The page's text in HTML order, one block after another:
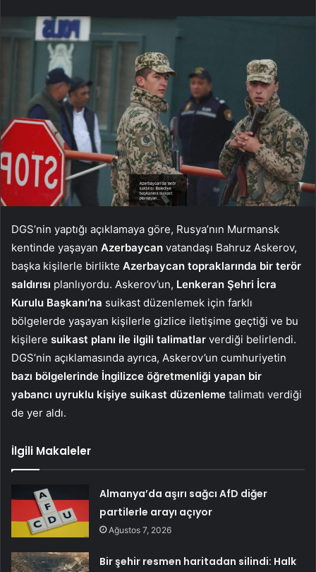
DGS’nin yaptığı açıklamaya göre, Rusya’nın Murmansk
kentinde yaşayan Azerbaycan vatandaşı Bahruz Askerov,
başka kişilerle birlikte Azerbaycan topraklarında bir terör
saldırısı planlıyordu. Askerov’un, Lenkeran Şehri İcra
Kurulu Başkanı’na suikast düzenlemek için farklı
bölgelerde yaşayan kişilerle gizlice iletişime geçtiği ve bu
kişilere suikast planı ile ilgili talimatlar verdiği belirlendi.
DGS’nin açıklamasında ayrıca, Askerov’un cumhuriyetin
bazı bölgelerinde İngilizce öğretmenliği yapan bir
yabancı uyruklu kişiye suikast düzenleme talimatı verdiği
de yer aldı.
İlgili Makaleler
Almanya’da aşırı sağcı AfD diğer
partilerle arayı açıyor
Ağustos 7, 2026
Bir şehir resmen haritadan silindi: Halk